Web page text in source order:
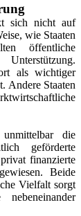
sich nicht auf
wie Staaten
öffentliche
als wichtiger
Andere Staaten
die
geförderte
finanzierte
Beide
Vielfalt sorgt